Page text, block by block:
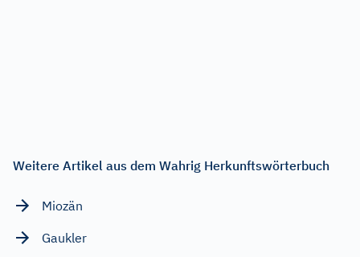
Weitere Artikel aus dem Wahrig Herkunftswörterbuch
Miozän
Gaukler